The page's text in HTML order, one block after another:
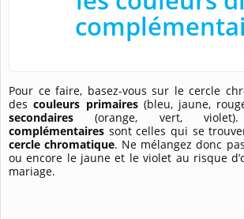
Pour ce faire, basez-vous sur le cercle
des couleurs primaires(bleu, jaune,
secondaires (orange, vert,
complémentaires sont celles qui se
cercle chromatique. Ne mélangez donc
ou encore le jaune et le violet au risque
mariage.